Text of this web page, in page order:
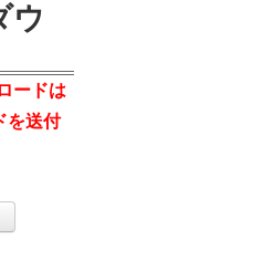
ウ
ードは
を送付